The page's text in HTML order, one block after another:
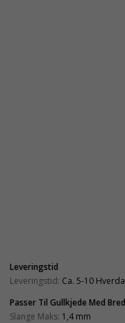
Leveringstid
Leveringstid: Ca. 5-10
Passer Til Gullkjede Med
Slange Maks: 1,4 mm